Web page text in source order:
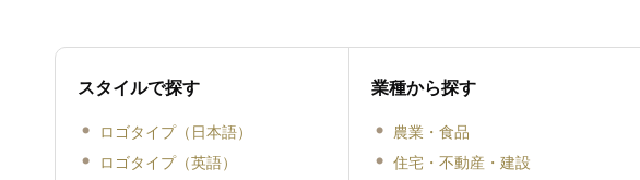
スタイルで探す
ロゴタイプ（日本語）
ロゴタイプ（英語）
業種から探す
農業・食品
住宅・不動産・建設